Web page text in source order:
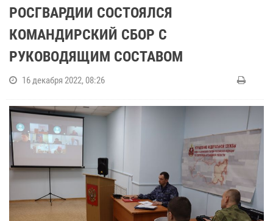
РОСГВАРДИИ СОСТОЯЛСЯ
КОМАНДИРСКИЙ СБОР С
РУКОВОДЯЩИМ СОСТАВОМ
16 декабря 2022, 08:26